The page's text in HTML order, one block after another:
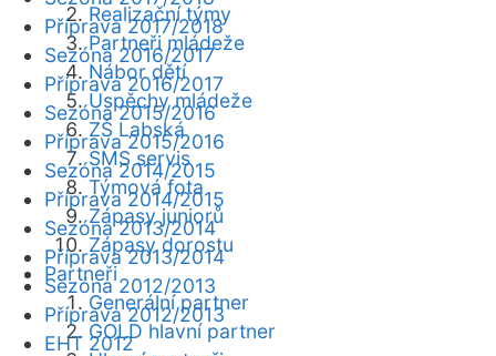
Realizační týmy
Partneři mládeže
Nábor dětí
Úspěchy mládeže
ZŠ Labská
SMS servis
Týmová fota
Zápasy juniorů
Zápasy dorostu
Partneři
Generální partner
GOLD hlavní partner
Příprava 2017/2018
Sezóna 2016/2017
Příprava 2016/2017
Sezóna 2015/2016
Příprava 2015/2016
Sezóna 2014/2015
Příprava 2014/2015
Sezóna 2013/2014
Příprava 2013/2014
Sezóna 2012/2013
Příprava 2012/2013
EHT 2012